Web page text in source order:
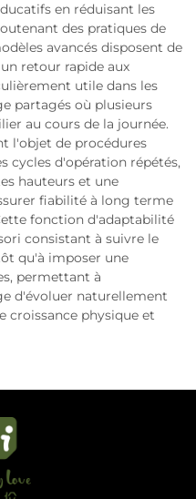
en réduisant les
des pratiques de
avancés disposent de
retour rapide aux
utile dans les
partagés où plusieurs
au cours de la journée.
l'objet de procédures
cycles d'opération répétés,
hauteurs et une
fiabilité à long terme
fonction d'adaptabilité
consistant à suivre le
qu'à imposer une
permettant à
d'évoluer naturellement
croissance physique et